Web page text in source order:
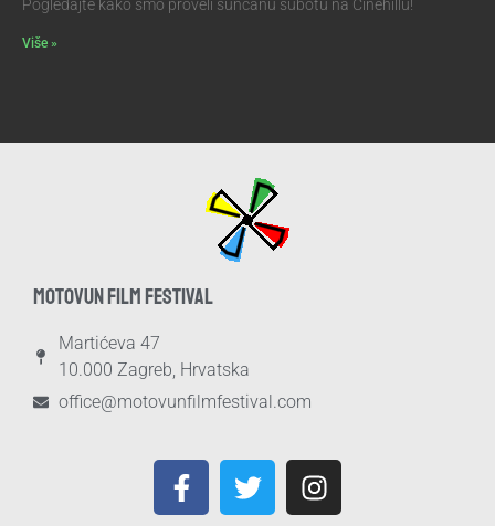
Pogledajte kako smo proveli sunčanu subotu na Cinehillu!
Više »
MOTOVUN FILM FESTIVAL
Martićeva 47
10.000 Zagreb, Hrvatska
office@motovunfilmfestival.com